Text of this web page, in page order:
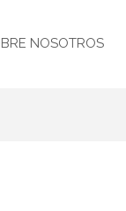
NOSOTROS